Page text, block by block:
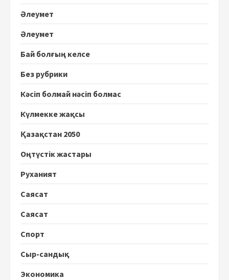
Әлеумет
Әлеумет
Бай болғың келсе
Без рубрики
Кәсіп болмай нәсіп болмас
Күлмекке жақсы
Қазақстан 2050
Оңтүстік жастары
Руханият
Саясат
Саясат
Спорт
Сыр-сандық
Экономика